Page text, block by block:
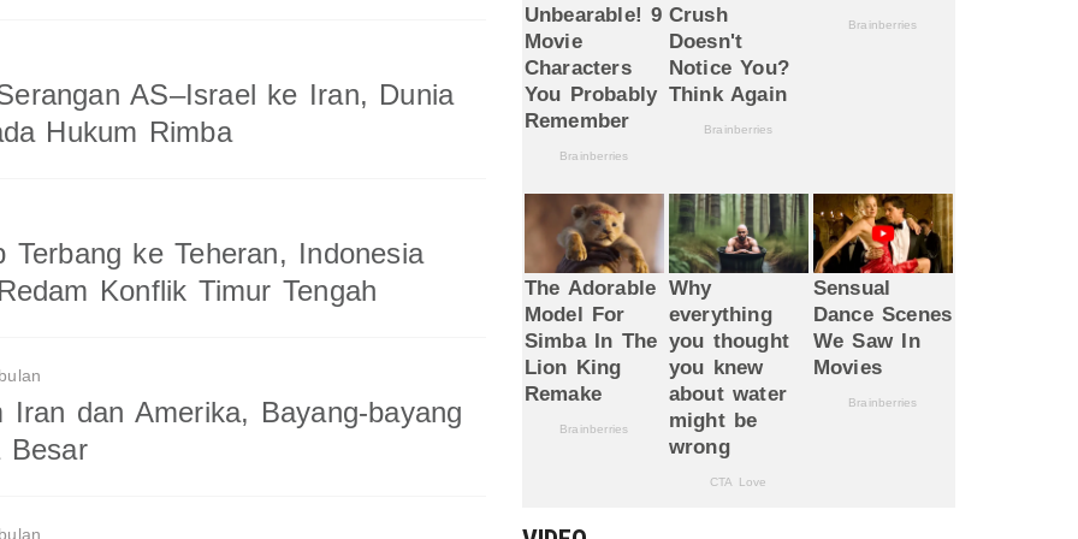
AS–Israel ke Iran, Dunia
Hukum Rimba
Terbang ke Teheran, Indonesia
Konflik Timur Tengah
Iran dan Amerika, Bayang-bayang
Besar